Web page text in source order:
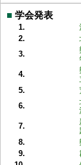
■ 学会発表
1.
2.
3.
4.
5.
6.
7.
8.
9.